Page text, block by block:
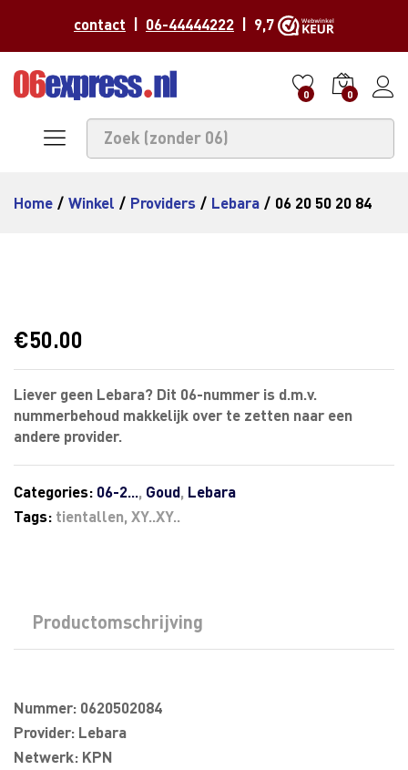
contact 06-44444222 | 9,7
0 0
Home / Winkel / Providers / Lebara / 06 20 50 20 84
€50.00
Liever geen Lebara? Dit 06-nummer is d.m.v.
nummerbehoud makkelijk over te zetten naar een
andere provider.
Categories: 06-2..., Goud, Lebara
Tags: tientallen, XY..XY..
Productomschrijving
Nummer: 0620502084
Provider: Lebara
Netwerk: KPN